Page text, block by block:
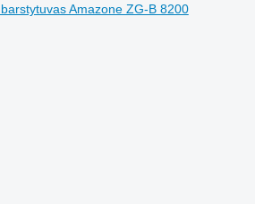
Amazone ZG-B 8200